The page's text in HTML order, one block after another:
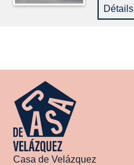
Détails
Casa de Velázquez